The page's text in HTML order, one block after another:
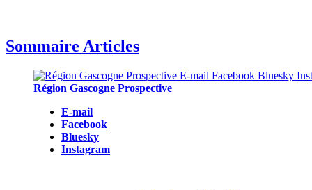
Sommaire Articles
Région Gascogne Prospective
E-mail
Facebook
Bluesky
Instagram